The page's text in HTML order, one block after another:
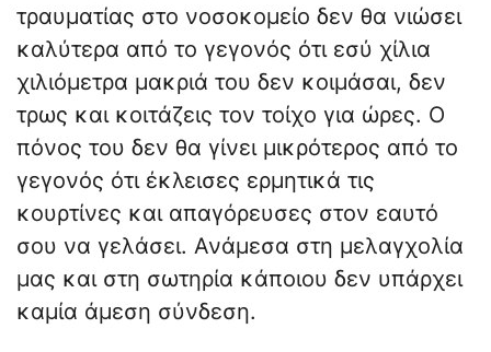
τραυματίας στο νοσοκομείο δεν θα νιώσει
καλύτερα από το γεγονός ότι εσύ χίλια
χιλιόμετρα μακριά του δεν κοιμάσαι, δεν
τρως και κοιτάζεις τον τοίχο για ώρες. Ο
πόνος του δεν θα γίνει μικρότερος από το
γεγονός ότι έκλεισες ερμητικά τις
κουρτίνες και απαγόρευσες στον εαυτό
σου να γελάσει. Ανάμεσα στη μελαγχολία
μας και στη σωτηρία κάποιου δεν υπάρχει
καμία άμεση σύνδεση.